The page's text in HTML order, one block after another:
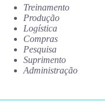
Treinamento
Produção
Logística
Compras
Pesquisa
Suprimento
Administração